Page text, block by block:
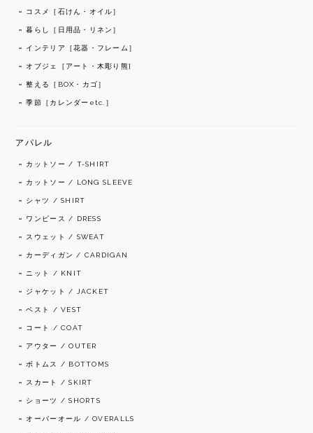
コスメ［石けん・オイル］
暮らし［日用品・リネン］
インテリア［花器・フレーム］
オブジェ［アート・木彫り熊]
整える［BOX・カゴ］
季節［カレンダーetc.］
アパレル
カットソー / T-SHIRT
カットソー / LONG SLEEVE
シャツ / SHIRT
ワンピース / DRESS
スウェット / SWEAT
カーディガン / CARDIGAN
ニット / KNIT
ジャケット / JACKET
ベスト / VEST
コート / COAT
アウター / OUTER
ボトムス / BOTTOMS
スカート / SKIRT
ショーツ / SHORTS
オーバーオール / OVERALLS